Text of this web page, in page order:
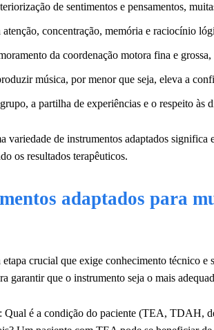
de sentimentos e pensamentos,
concentração, memória e raciocínio
da coordenação motora fina e
música, por menor que seja, eleva a
a partilha de experiências e o respeito às
variedade de instrumentos adaptados
os resultados terapêuticos.
adaptados para
crucial que exige conhecimento técnico
garantir que o instrumento seja o mais
Qual é a condição do paciente (TEA, TDAH,